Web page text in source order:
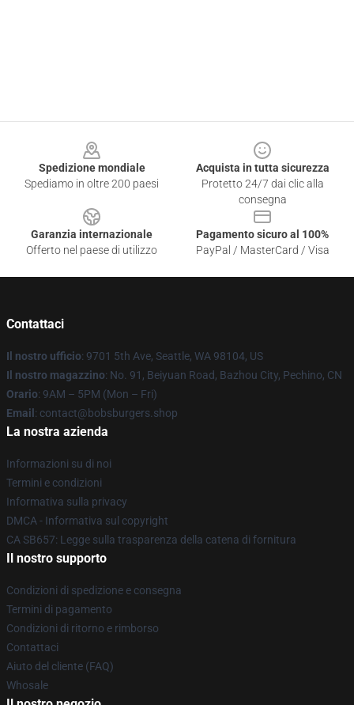
Spedizione mondiale
Spediamo in oltre 200 paesi
Acquista in tutta sicurezza
Protetto 24/7 dai clic alla
consegna
Garanzia internazionale
Offerto nel paese di utilizzo
Pagamento sicuro al 100%
PayPal / MasterCard / Visa
Contattaci
Il nostro ufficio: 9701 5th Ave, Seattle, WA 98104, US
Il nostro magazzino: No. 91, Beiyuan Road, Bazhou City, Pechino, CN
Orario: 9AM – 5PM (Mon – Fri)
Email : contact@bobsburgers.shop
La nostra azienda
Informazioni su di noi
Termini e condizioni
Informativa sulla privacy
DMCA - Informativa sul copyright
CA SB657: Legge sulla trasparenza della catena di fornitura
Il nostro supporto
Condizioni di spedizione e consegna
Termini di pagamento
Condizioni di ritorno e rimborso
Contattaci
Aiuto del cliente (FAQ)
Whosale